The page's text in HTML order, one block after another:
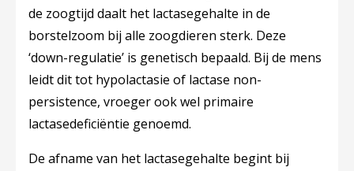
de zoogtijd daalt het lactasegehalte in de
borstelzoom bij alle zoogdieren sterk. Deze
‘down-regulatie’ is genetisch bepaald. Bij de mens
leidt dit tot hypolactasie of lactase non-
persistence, vroeger ook wel primaire
lactasedeficiëntie genoemd.
De afname van het lactasegehalte begint bij